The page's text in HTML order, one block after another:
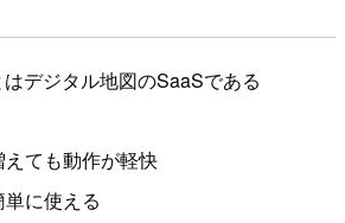
デジタル地図のSaaSである
えても動作が軽快
に使える